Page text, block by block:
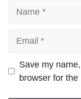
Website
Save my
browser for